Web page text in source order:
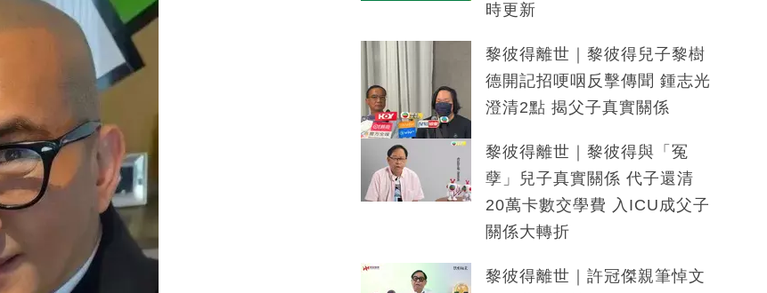
時更新
黎彼得離世｜黎彼得兒子黎樹
德開記招哽咽反擊傳聞 鍾志光
澄清2點 揭父子真實關係
黎彼得離世｜黎彼得與「冤
孽」兒子真實關係 代子還清
20萬卡數交學費 入ICU成父子
關係大轉折
黎彼得離世｜許冠傑親筆悼文